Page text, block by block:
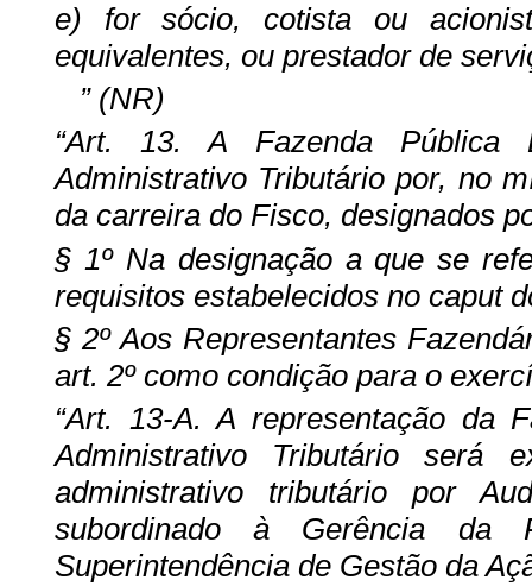
e) for sócio, cotista ou
equivalentes, ou prestador de
” (NR)
“Art. 13. A Fazenda Pública
Administrativo Tributário por, no
da carreira do Fisco, designados
§ 1º Na designação a que se
requisitos estabelecidos no caput
§ 2º Aos Representantes
art. 2º como condição para o
“Art. 13-A. A representação da
Administrativo Tributário será
administrativo tributário por
subordinado à Gerência da
Superintendência de Gestão da